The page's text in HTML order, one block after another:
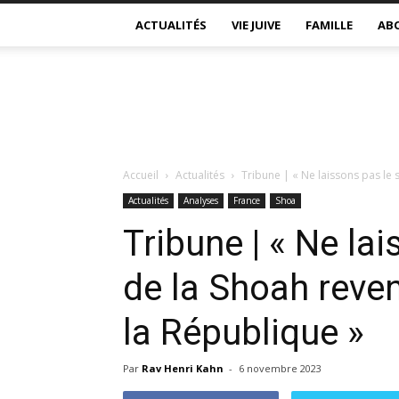
ACTUALITÉS VIE JUIVE FAMILLE
Accueil Actualités Tribune | « Ne laissons pas le
Actualités Analyses France Shoa
Tribune | « Ne
de la Shoah
la République »
Par Rav Henri Kahn - 6 novembre 2023